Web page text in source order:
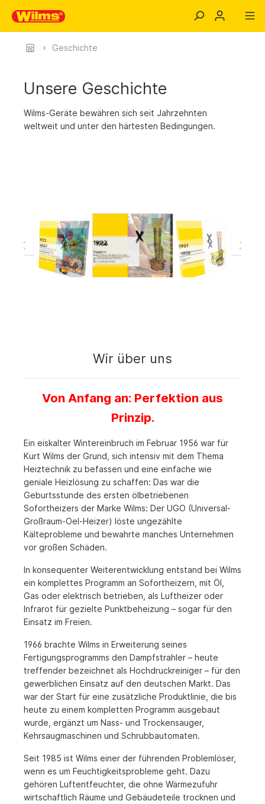
Geschichte
Unsere Geschichte
Wilms-Geräte bewähren sich seit Jahrzehnten
weltweit und unter den härtesten Bedingungen.
Wir über uns
Von Anfang an: Perfektion aus
Prinzip.
Ein eiskalter Wintereinbruch im Februar 1956 war für
Kurt Wilms der Grund, sich intensiv mit dem Thema
Heiztechnik zu befassen und eine einfache wie
geniale Heizlösung zu schaffen: Das war die
Geburtsstunde des ersten ölbetriebenen
Sofortheizers der Marke Wilms: Der UGO (Universal-
Großraum-Oel-Heizer) löste ungezählte
Kälteprobleme und bewahrte manches Unternehmen
vor großen Schäden.
In konsequenter Weiterentwicklung entstand bei Wilms
ein komplettes Programm an Sofortheizern, mit Öl,
Gas oder elektrisch betrieben, als Luftheizer oder
Infrarot für gezielte Punktbeheizung – sogar für den
Einsatz im Freien.
1966 brachte Wilms in Erweiterung seines
Fertigungsprogramms den Dampfstrahler – heute
treffender bezeichnet als Hochdruckreiniger – für den
gewerblichen Einsatz auf den deutschen Markt. Das
war der Start für eine zusätzliche Produktlinie, die bis
heute zu einem kompletten Programm ausgebaut
wurde, ergänzt um Nass- und Trockensauger,
Kehrsaugmaschinen und Schrubbautomaten.
Seit 1985 ist Wilms einer der führenden Problemlöser,
wenn es um Feuchtigkeitsprobleme geht. Dazu
gehören Luftentfeuchter, die ohne Wärmezufuhr
wirtschaftlich Räume und Gebäudeteile trocknen und